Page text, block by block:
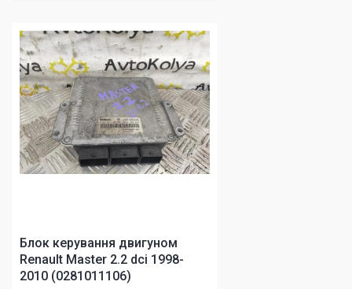
Блок керування двигуном
Renault Master 2.2 dci 1998-
2010 (0281011106)